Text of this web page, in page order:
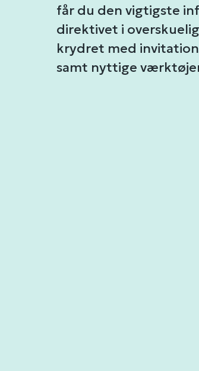
får du den vigtigste
direktivet i
krydret med
samt nyttige